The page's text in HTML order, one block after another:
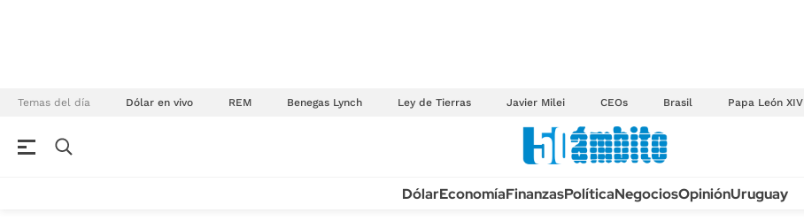
Temas del día Dólar en vivo REM Benegas Lynch Ley de Tierras Javier Milei CEOs Brasil Papa León XIV
TECNOLOGÍA
DólarEconomíaFinanzasPolíticaNegociosOpiniónUruguay